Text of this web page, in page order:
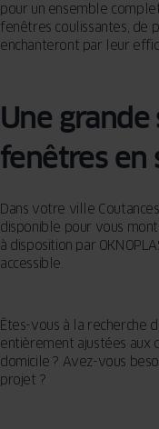
pour un ensemble
fenêtres coulissantes, de
enchanteront par leur
Une grande
fenêtres en
Dans votre ville
disponible pour vous
à disposition par
accessible.
Êtes-vous à la recherche
entièrement ajustées aux
domicile ? Avez-vous
projet ?